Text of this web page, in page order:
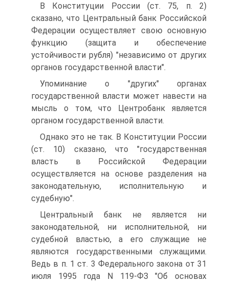
В Конституции России (ст. 75, п. 2)
сказано, что Центральный банк Российской
Федерации осуществляет свою основную
функцию (защита и обеспечение
устойчивости рубля) "независимо от других
органов государственной власти".
Упоминание о "других" органах
государственной власти может навести на
мысль о том, что Центробанк является
органом государственной власти.
Однако это не так. В Конституции России
(ст. 10) сказано, что "государственная
власть в Российской Федерации
осуществляется на основе разделения на
законодательную, исполнительную и
судебную".
Центральный банк не является ни
законодательной, ни исполнительной, ни
судебной властью, а его служащие не
являются государственными служащими.
Ведь в п. 1 ст. 3 Федерального закона от 31
июля 1995 года N 119-ФЗ "Об основах